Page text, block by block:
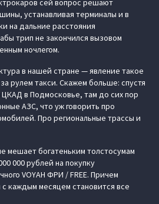
сей вопрос решают
устанавливая терминалы и в
на дальние расстояния
трип не закончился вызовом
ночлегом.
в нашей стране — явление такое
рулем такси. Скажем больше: спустя
в Подмосковье, там до сих пор
АЗС, что уж говорить про
Про региональные трассы и
мешает богатеньким толстосумам
000 рублей на покупку
VOYAH ФРИ / FREE. Причем
каждым месяцем становится все